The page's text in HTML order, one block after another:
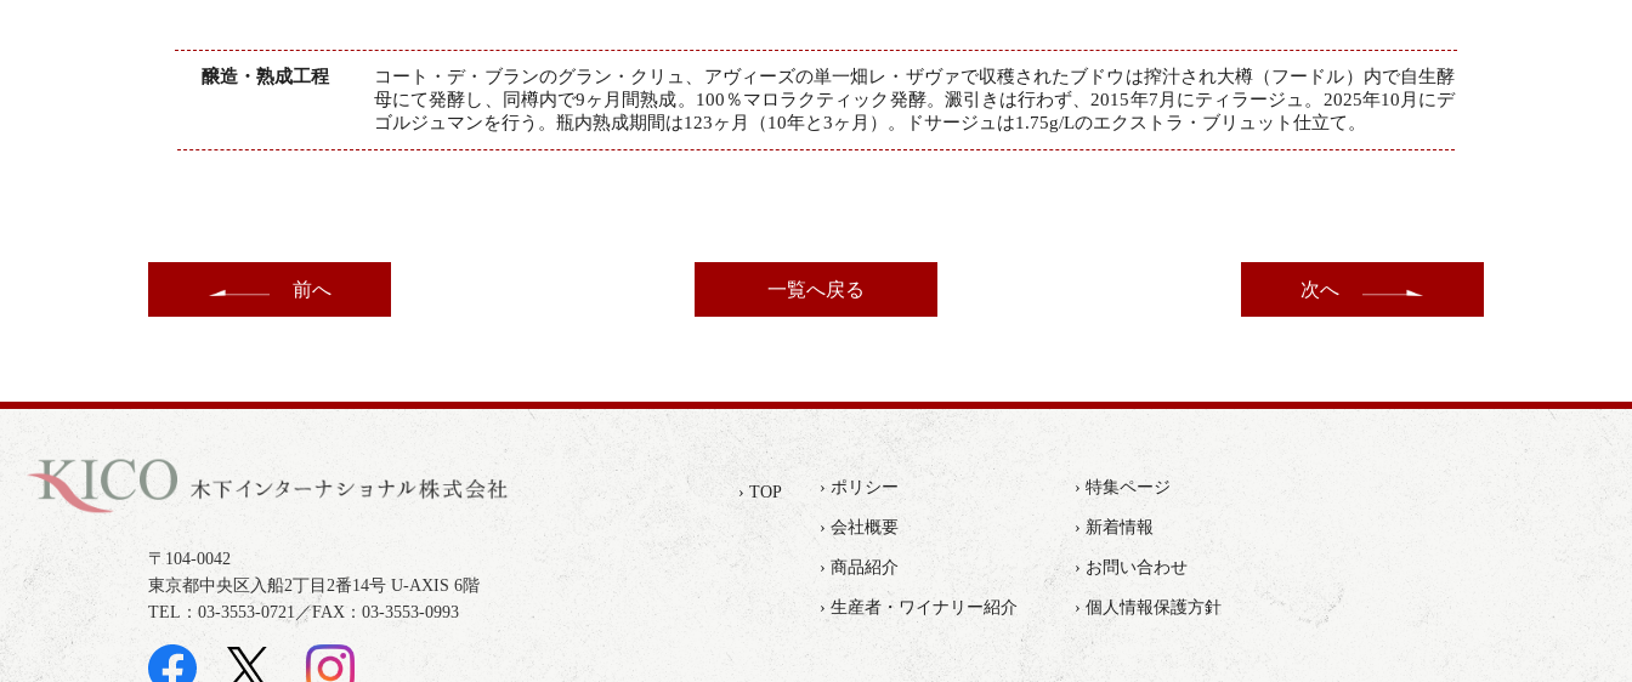
醸造・熟成工程
コート・デ・ブランのグラン・クリュ、アヴィーズの単一畑レ・ザヴァで収穫されたブドウは搾汁され大樽（フードル）内で自生酵
母にて発酵し、同樽内で9ヶ月間熟成。100％マロラクティック発酵。澱引きは行わず、2015年7月にティラージュ。2025年10月にデ
ゴルジュマンを行う。瓶内熟成期間は123ヶ月（10年と3ヶ月）。ドサージュは1.75g/Lのエクストラ・ブリュット仕立て。
前へ 一覧へ戻る 次へ
〒104-0042
東京都中央区入船2丁目2番14号 U-AXIS 6階
TEL：03-3553-0721／FAX：03-3553-0993
› TOP › ポリシー › 特集ページ
› 会社概要 › 新着情報
› 商品紹介 › お問い合わせ
› 生産者・ワイナリー紹介 › 個人情報保護方針